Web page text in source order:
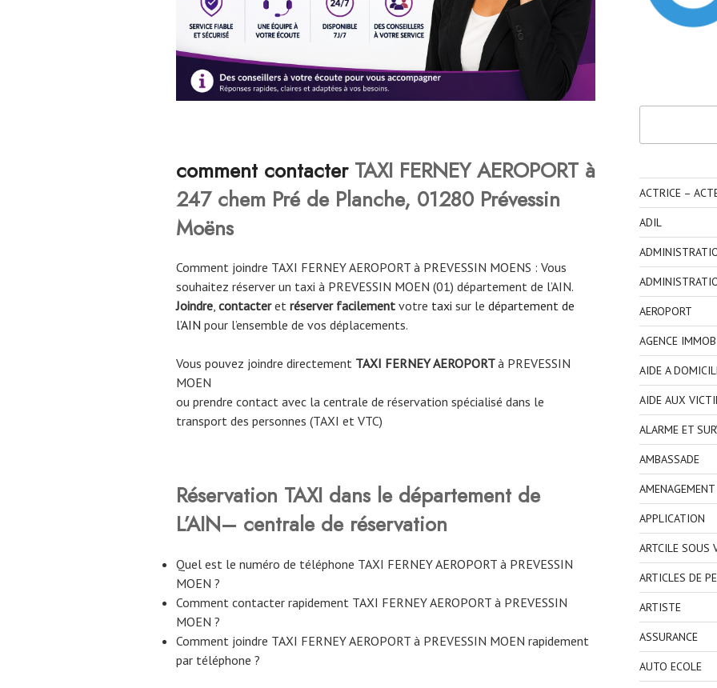
comment contacterTAXI FERNEY AEROPORT à
247 chem Pré de Planche, 01280 Prévessin
Moëns
Comment joindre TAXI FERNEY AEROPORT à PREVESSIN MOENS : Vous
souhaitez réserver un taxi à PREVESSIN MOEN (01) département de l’AIN.
Joindre, contacteret réserver facilement votre taxi sur le département de
l’AIN pour l’ensemble de vos déplacements.
Vous pouvez joindre directement TAXI FERNEY AEROPORTà PREVESSIN
MOEN
ou prendre contact avec la centrale de réservation spécialisé dans le
transport des personnes (TAXI et VTC)
Réservation TAXI dans le département de
L’AIN– centrale de réservation
Quel est le numéro de téléphone TAXI FERNEY AEROPORT à PREVESSIN
MOEN ?
Comment contacter rapidement TAXI FERNEY AEROPORT à PREVESSIN
MOEN ?
Comment joindre TAXI FERNEY AEROPORT à PREVESSIN MOEN rapidement
par téléphone ?
ACTRICE –
ADIL
AEROPORT
AGENCE
AIDE A
AIDE AUX
ALARME ET
AMBASSADE
APPLICATION
ARTCILE SOUS
ARTICLES DE
ARTISTE
ASSURANCE
AUTO ECOLE